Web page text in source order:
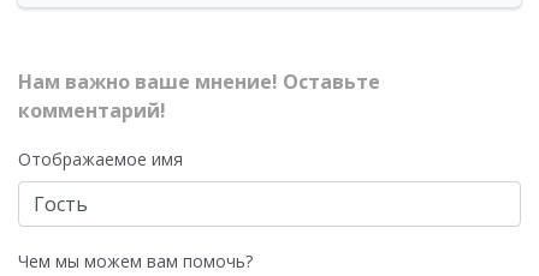
Нам важно ваше мнение! Оставьте
комментарий!
Отображаемое имя
Чем мы можем вам помочь?